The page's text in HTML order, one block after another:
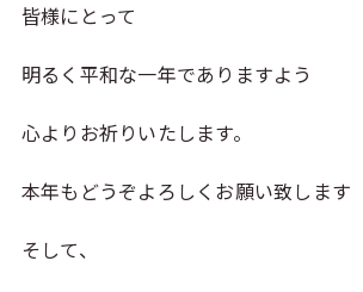
皆様にとって
明るく平和な一年でありますよう
心よりお祈りいたします。
本年もどうぞよろしくお願い致します
そして、